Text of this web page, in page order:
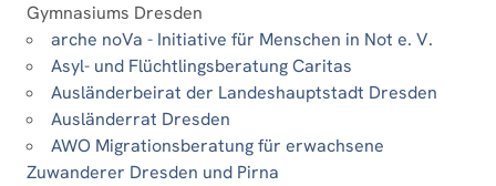
Gymnasiums Dresden
arche noVa - Initiative für Menschen in Not e. V.
Asyl- und Flüchtlingsberatung Caritas
Ausländerbeirat der Landeshauptstadt Dresden
Ausländerrat Dresden
AWO Migrationsberatung für erwachsene
Zuwanderer Dresden und Pirna